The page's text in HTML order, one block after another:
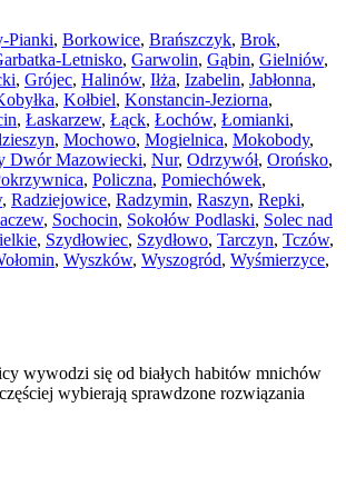
Pianki, Borkowice, Brańszczyk, Brok,
Letnisko, Garwolin, Gąbin, Gielniów,
, Grójec, Halinów, Iłża, Izabelin, Jabłonna,
, Kołbiel, Konstancin-Jeziorna,
, Łaskarzew, Łąck, Łochów, Łomianki,
, Mochowo, Mogielnica, Mokobody,
Dwór Mazowiecki, Nur, Odrzywół, Orońsko,
, Policzna, Pomiechówek,
, Radziejowice, Radzymin, Raszyn, Repki,
, Sochocin, Sokołów Podlaski, Solec nad
, Szydłowiec, Szydłowo, Tarczyn, Tczów,
, Wyszków, Wyszogród, Wyśmierzyce,
wywodzi się od białych habitów mnichów
wybierają sprawdzone rozwiązania